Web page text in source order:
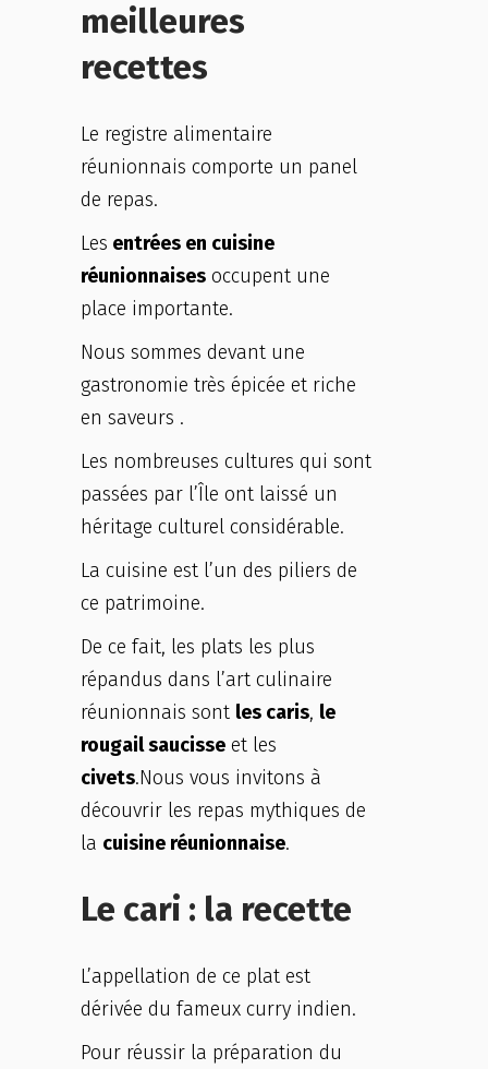
meilleures
recettes
Le registre alimentaire
réunionnais comporte un panel
de repas.
Les entrées en cuisine
réunionnaises occupent une
place importante.
Nous sommes devant une
gastronomie très épicée et riche
en saveurs .
Les nombreuses cultures qui sont
passées par l’Île ont laissé un
héritage culturel considérable.
La cuisine est l’un des piliers de
ce patrimoine.
De ce fait, les plats les plus
répandus dans l’art culinaire
réunionnais sont les caris, le
rougail saucisse et les
civets.Nous vous invitons à
découvrir les repas mythiques de
la cuisine réunionnaise.
Le cari : la recette
L’appellation de ce plat est
dérivée du fameux curry indien.
Pour réussir la préparation du